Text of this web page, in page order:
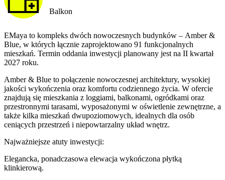
Balkon
EMaya to kompleks dwóch nowoczesnych budynków – Amber &
Blue, w których łącznie zaprojektowano 91 funkcjonalnych
mieszkań. Termin oddania inwestycji planowany jest na II kwartał
2027 roku.
Amber & Blue to połączenie nowoczesnej architektury, wysokiej
jakości wykończenia oraz komfortu codziennego życia. W ofercie
znajdują się mieszkania z loggiami, balkonami, ogródkami oraz
przestronnymi tarasami, wyposażonymi w oświetlenie zewnętrzne, a
także kilka mieszkań dwupoziomowych, idealnych dla osób
ceniących przestrzeń i niepowtarzalny układ wnętrz.
Najważniejsze atuty inwestycji:
Elegancka, ponadczasowa elewacja wykończona płytką
klinkierową.